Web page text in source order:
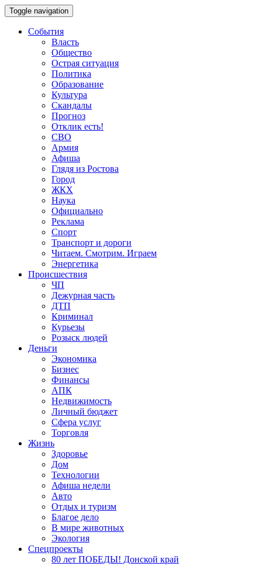
Toggle navigation
События
Власть
Общество
Острая ситуация
Политика
Образование
Культура
Скандалы
Прогноз
Отклик есть!
СВО
Армия
Афиша
Глядя из Ростова
Город
ЖКХ
Наука
Официально
Реклама
Спорт
Транспорт и дороги
Читаем. Смотрим. Играем
Энергетика
Происшествия
ЧП
Дежурная часть
ДТП
Криминал
Курьезы
Розыск людей
Деньги
Экономика
Бизнес
Финансы
АПК
Недвижимость
Личный бюджет
Сфера услуг
Торговля
Жизнь
Здоровье
Дом
Технологии
Афиша недели
Авто
Отдых и туризм
Благое дело
В мире животных
Экология
Спецпроекты
80 лет ПОБЕДЫ! Донской край